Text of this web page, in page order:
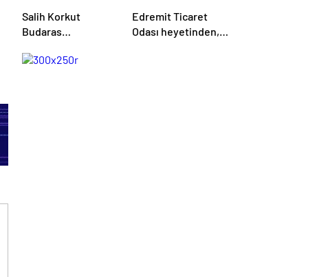
Salih Korkut
Budaras
Kur’an Kursu belge
Edremit Ticaret
Odası heyetinden,